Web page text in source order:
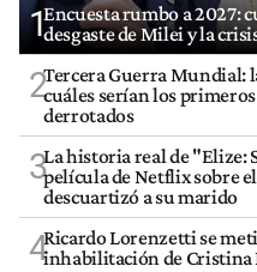
1Encuesta rumbo a 2027:
desgaste de Milei y la
2Tercera Guerra Mundial:
cuáles serían los
derrotados
3La historia real de "Elize:
película de Netflix sobre
descuartizó a su marido
4Ricardo Lorenzetti se
inhabilitación de